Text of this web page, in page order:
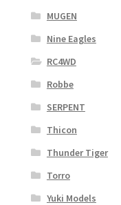
MUGEN
Nine Eagles
RC4WD
Robbe
SERPENT
Thicon
Thunder Tiger
Torro
Yuki Models